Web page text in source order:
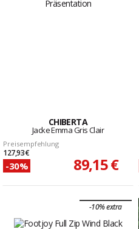
CHIBERTA
Jacke Emma Gris Clair
Preisempfehlung
127,93 €
-30% 89,15 €
-10% extra